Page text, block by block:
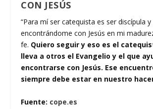
CON JESÚS
“Para mí ser catequista es ser discípula
encontrándome con Jesús en mi
fe. Quiero seguir y eso es el
lleva a otros el Evangelio y el que
encontrarse con Jesús. Ese
siempre debe estar en nuestro
Fuente: cope.es